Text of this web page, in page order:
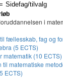
Sidefag/tilvalg
i
fællesskab, fag og
(5 ECTS)
matematik (10 ECTS)
til matematiske
ECTS)